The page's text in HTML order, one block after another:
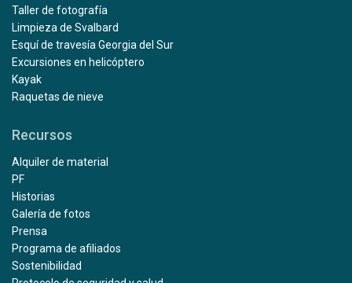
Taller de fotografía
Limpieza de Svalbard
Esquí de travesía Georgia del Sur
Excursiones en helicóptero
Kayak
Raquetas de nieve
Recursos
Alquiler de material
PF
Historias
Galería de fotos
Prensa
Programa de afiliados
Sostenibilidad